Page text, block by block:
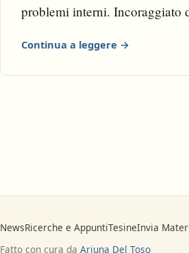
problemi interni. Incoraggiato
Continua a leggere →
NewsRicerche e AppuntiTesineInvia
Fatto con cura da Arjuna Del Toso